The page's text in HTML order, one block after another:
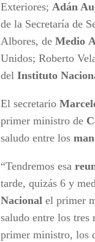
Exteriores; Adán
de la Secretaría de
Albores, de Medio
Unidos; Roberto
del Instituto
El secretario
primer ministro de
saludo entre los
“Tendremos esa
tarde, quizás 6 y
Nacional el primer
saludo entre los tres
primer ministro, los